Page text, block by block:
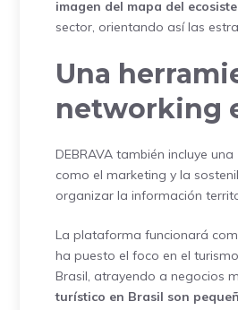
imagen del mapa del
sector, orientando así las
Una
networking
DEBRAVA también incluye una
como el marketing y la
organizar la información
La plataforma funcionará
ha puesto el foco en el
Brasil, atrayendo a negocios
turístico en Brasil son